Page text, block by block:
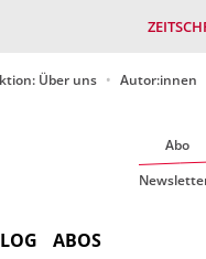
Über uns Autor:innen
Abo
ABOS